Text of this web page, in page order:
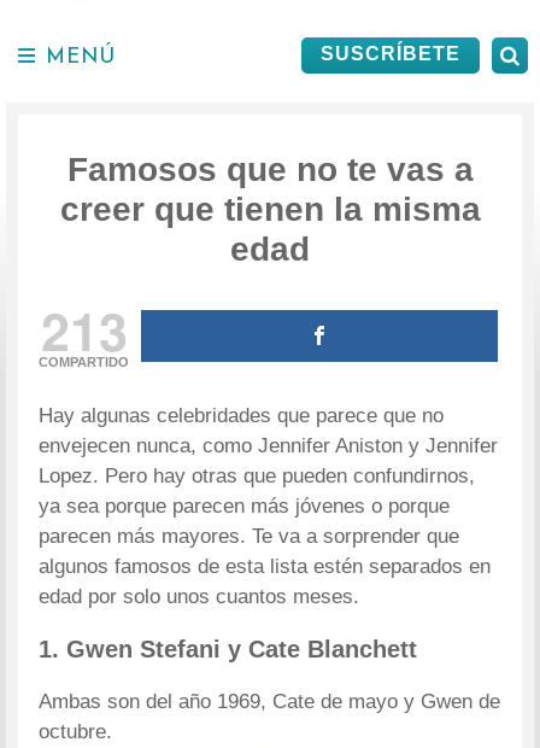
SUSCRÍBETE
MENÚ
Famosos que no te vas a
creer que tienen la misma
edad
213
COMPARTIDO
Hay algunas celebridades que parece que no
envejecen nunca, como Jennifer Aniston y Jennifer
Lopez. Pero hay otras que pueden confundirnos,
ya sea porque parecen más jóvenes o porque
parecen más mayores. Te va a sorprender que
algunos famosos de esta lista estén separados en
edad por solo unos cuantos meses.
1. Gwen Stefani y Cate Blanchett
Ambas son del año 1969, Cate de mayo y Gwen de
octubre.